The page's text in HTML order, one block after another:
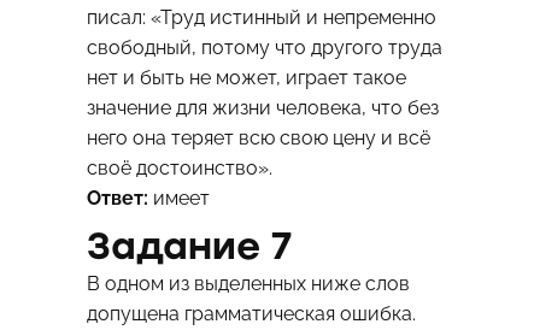
писал: «Труд истинный и непременно
свободный, потому что другого труда
нет и быть не может, играет такое
значение для жизни человека, что без
него она теряет всю свою цену и всё
своё достоинство».
Ответ: имеет
Задание 7
В одном из выделенных ниже слов
допущена грамматическая ошибка.